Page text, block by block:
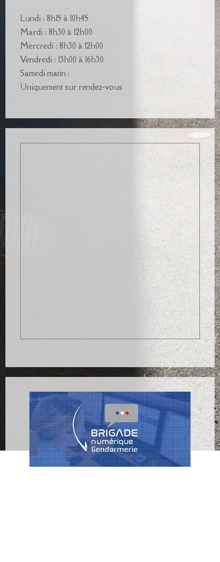
Lundi : 8h15 à 10h45
Mardi : 8h30 à 12h00
Mercredi : 8h30 à 12h00
Vendredi : 13h00 à 16h30
Samedi matin :
Uniquement sur rendez-vous